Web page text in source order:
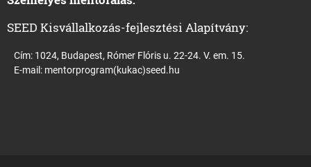
SEED Kisvállalkozás-fejlesztési Alapítvány:
Cím: 1024, Budapest, Rómer Flóris u. 22-24. V. em. 15.
E-mail: mentorprogram(kukac)seed.hu